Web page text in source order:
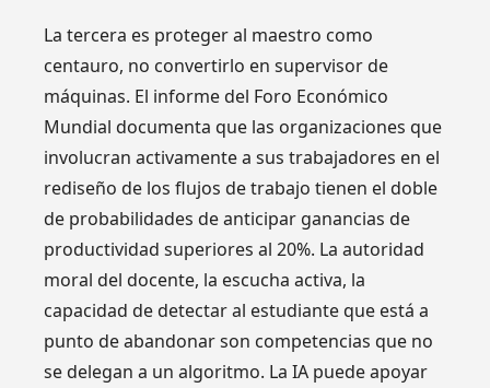
La tercera es proteger al maestro como
centauro, no convertirlo en supervisor de
máquinas. El informe del Foro Económico
Mundial documenta que las organizaciones que
involucran activamente a sus trabajadores en el
rediseño de los flujos de trabajo tienen el doble
de probabilidades de anticipar ganancias de
productividad superiores al 20%. La autoridad
moral del docente, la escucha activa, la
capacidad de detectar al estudiante que está a
punto de abandonar son competencias que no
se delegan a un algoritmo. La IA puede apoyar